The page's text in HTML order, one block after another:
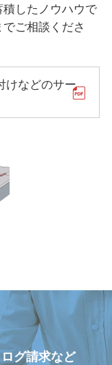
したノウハウで
ご相談くださ
けなどのサー
グ請求など